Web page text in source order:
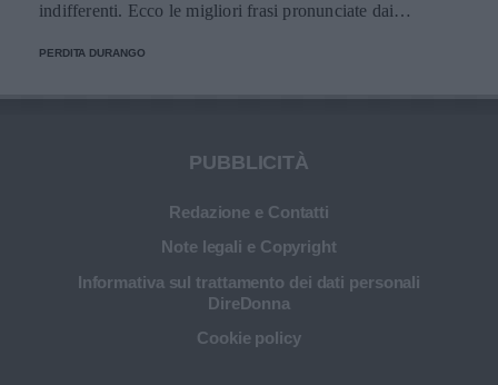
indifferenti. Ecco le migliori frasi pronunciate dai
PERDITA DURANGO
PUBBLICITÀ
Redazione e Contatti
Note legali e Copyright
Informativa sul trattamento dei dati personali
DireDonna
Cookie policy